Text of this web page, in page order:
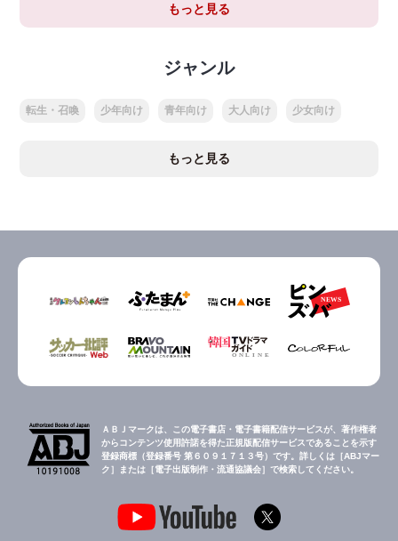
もっと見る
ジャンル
転生・召喚 少年向け 青年向け 大人向け 少女向け
もっと見る
ＡＢＪマークは、この電子書店・電子書籍配信サービスが、著作権者
からコンテンツ使用許諾を得た正規版配信サービスであることを示す
登録商標（登録番号 第６０９１７１３号）です。詳しくは［ABJマー
ク］または［電子出版制作・流通協議会］で検索してください。